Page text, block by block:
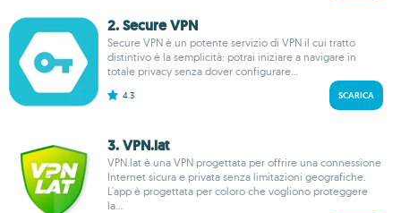
2. Secure VPN
Secure VPN è un potente servizio di VPN il cui tratto
distintivo è la semplicità: potrai iniziare a navigare in
totale privacy senza dover configurare...
4.3 SCARICA
3. VPN.lat
VPN.lat è una VPN progettata per offrire una connessione
Internet sicura e privata senza limitazioni geografiche.
L'app è progettata per coloro che vogliono proteggere
la...